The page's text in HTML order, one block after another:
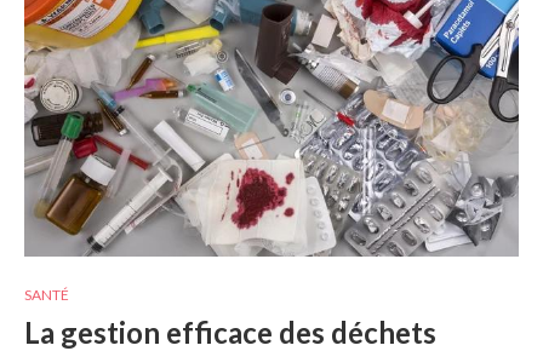
SANTÉ
La gestion efficace des déchets